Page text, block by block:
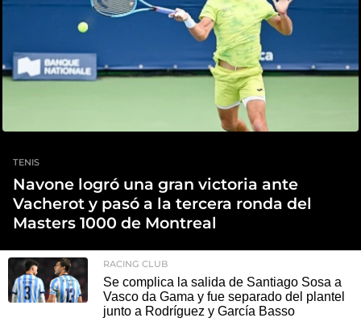
TENIS
Navone logró una gran victoria ante
Vacherot y pasó a la tercera ronda del
Masters 1000 de Montreal
RACING CLUB
Se complica la salida de Santiago Sosa a
Vasco da Gama y fue separado del plantel
junto a Rodríguez y García Basso